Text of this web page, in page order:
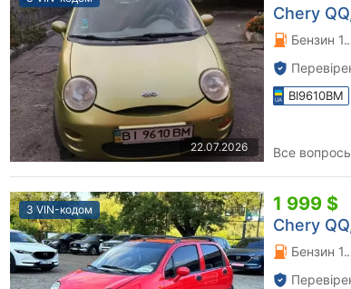
22.07.2026
Chery
BI9610BM
Все
З VIN-кодом 1 999 $
Chery